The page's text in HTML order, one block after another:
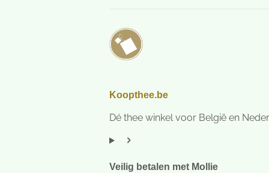
Koopthee.be
Dé thee winkel voor België en
Veilig betalen met Mollie